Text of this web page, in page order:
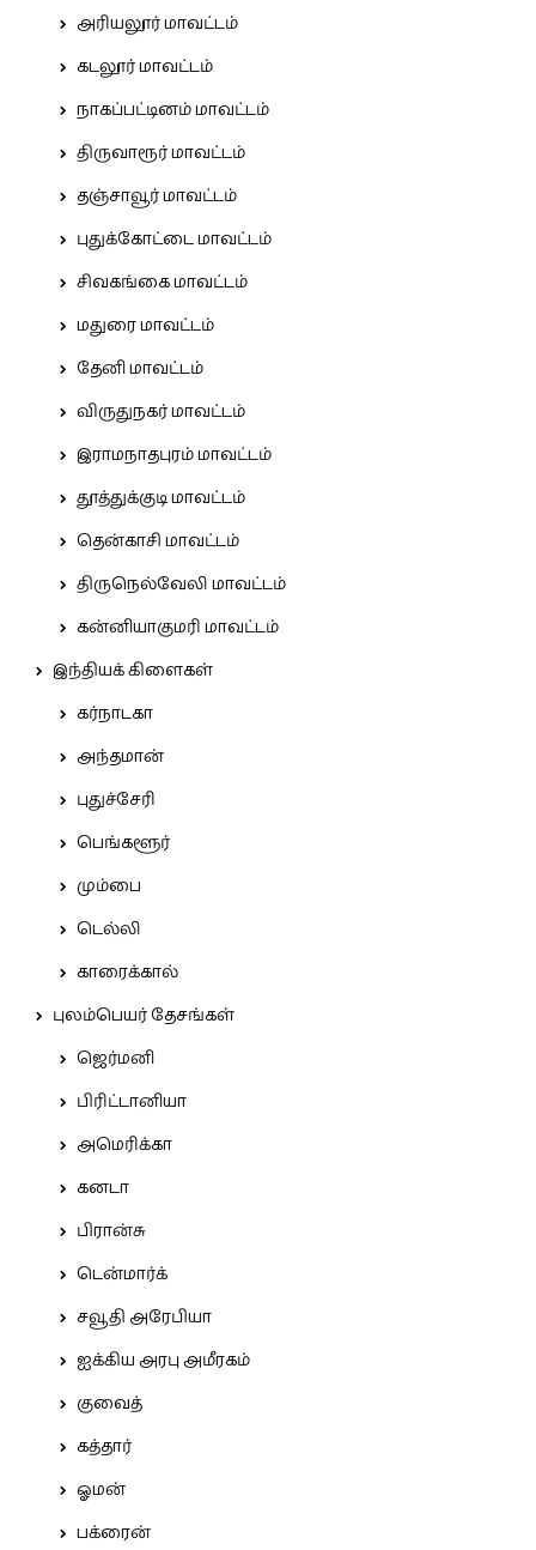
அரியலூர் மாவட்டம்
கடலூர் மாவட்டம்
நாகப்பட்டினம் மாவட்டம்
திருவாரூர் மாவட்டம்
தஞ்சாவூர் மாவட்டம்
புதுக்கோட்டை மாவட்டம்
சிவகங்கை மாவட்டம்
மதுரை மாவட்டம்
தேனி மாவட்டம்
விருதுநகர் மாவட்டம்
இராமநாதபுரம் மாவட்டம்
தூத்துக்குடி மாவட்டம்
தென்காசி மாவட்டம்
திருநெல்வேலி மாவட்டம்
கன்னியாகுமரி மாவட்டம்
இந்தியக் கிளைகள்
கர்நாடகா
அந்தமான்
புதுச்சேரி
பெங்களூர்
மும்பை
டெல்லி
காரைக்கால்
புலம்பெயர் தேசங்கள்
ஜெர்மனி
பிரிட்டானியா
அமெரிக்கா
கனடா
பிரான்சு
டென்மார்க்
சவூதி அரேபியா
ஐக்கிய அரபு அமீரகம்
குவைத்
கத்தார்
ஓமன்
பக்ரைன்